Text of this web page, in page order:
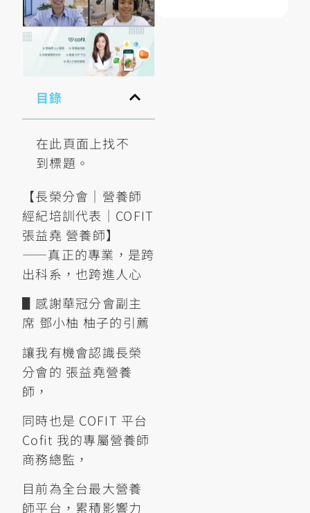
目錄
在此頁面上找不
到標題。
【長榮分會｜營養師
經紀培訓代表｜COFIT
張益堯 營養師】
——真正的專業，是跨
出科系，也跨進人心
▋感謝華冠分會副主
席 鄧小柚 柚子的引薦
讓我有機會認識長榮
分會的 張益堯營養
師，
同時也是 COFIT 平台
Cofit 我的專屬營養師
商務總監，
目前為全台最大營養
師平台，累積影響力